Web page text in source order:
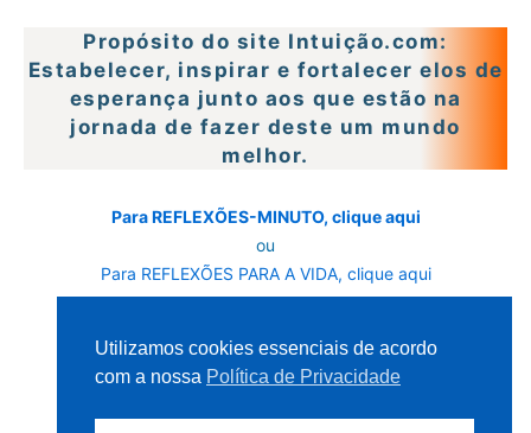
Propósito do site Intuição.com:
Estabelecer, inspirar e fortalecer elos de
esperança junto aos que estão na
jornada de fazer deste um mundo
melhor.
Para REFLEXÕES-MINUTO, clique aqui
ou
Para REFLEXÕES PARA A VIDA, clique aqui
ou
Utilizamos cookies essenciais de acordo
com a nossa Política de Privacidade